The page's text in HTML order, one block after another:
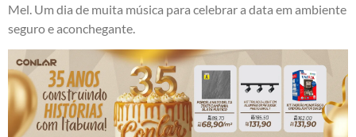
Mel. Um dia de muita música para celebrar a data em ambiente
seguro e aconchegante.